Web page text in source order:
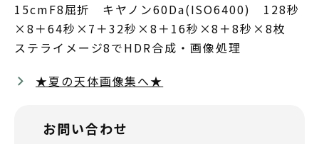
15cmF8屈折 キヤノン60Da(ISO6400) 128秒
×8＋64秒×7＋32秒×8＋16秒×8＋8秒×8枚
ステライメージ8でHDR合成・画像処理
★夏の天体画像集へ★
お問い合わせ